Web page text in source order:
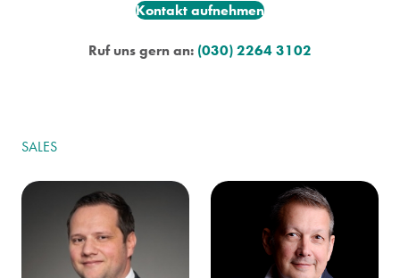
Kontakt aufnehmen
Ruf uns gern an: (030) 2264 3102
SALES